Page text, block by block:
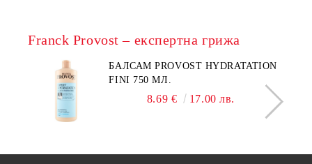
Franck Provost – експертна грижа
БАЛСАМ PROVOST HYDRATATION
FINI 750 МЛ.
8.69 € 17.00 лв.